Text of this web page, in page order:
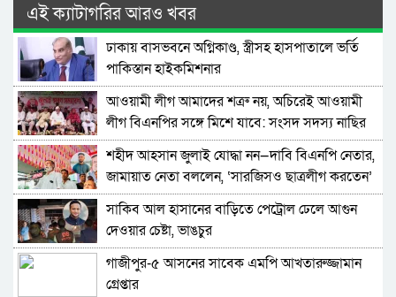
এই ক্যাটাগরির আরও খবর
ঢাকায় বাসভবনে অগ্নিকাণ্ড, স্ত্রীসহ হাসপাতালে ভর্তি
পাকিস্তান হাইকমিশনার
আওয়ামী লীগ আমাদের শত্রু নয়, অচিরেই আওয়ামী
লীগ বিএনপির সঙ্গে মিশে যাবে: সংসদ সদস্য নাছির
শহীদ আহসান জুলাই যোদ্ধা নন—দাবি বিএনপি নেতার,
জামায়াত নেতা বললেন, ‘সারজিসও ছাত্রলীগ করতেন’
সাকিব আল হাসানের বাড়িতে পেট্রোল ঢেলে আগুন
দেওয়ার চেষ্টা, ভাঙচুর
গাজীপুর-৫ আসনের সাবেক এমপি আখতারুজ্জামান
গ্রেপ্তার